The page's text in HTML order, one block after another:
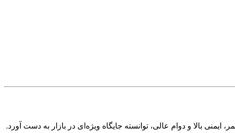
بالا و دوام عالی، توانسته جایگاه ویژه‌ای در بازار به دست آورد.